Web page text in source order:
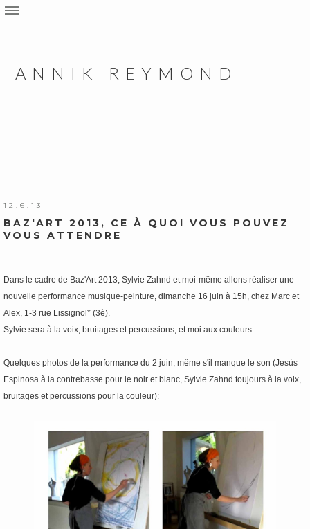
ANNIK REYMOND
12.6.13
BAZ'ART 2013, CE À QUOI VOUS POUVEZ
VOUS ATTENDRE
Dans le cadre de Baz'Art 2013, Sylvie Zahnd et moi-même allons réaliser une
nouvelle performance musique-peinture, dimanche 16 juin à 15h, chez Marc et
Alex, 1-3 rue Lissignol* (3è).
Sylvie sera à la voix, bruitages et percussions, et moi aux couleurs…
Quelques photos de la performance du 2 juin, même s'il manque le son (Jesùs
Espinosa à la contrebasse pour le noir et blanc, Sylvie Zahnd toujours à la voix,
bruitages et percussions pour la couleur):